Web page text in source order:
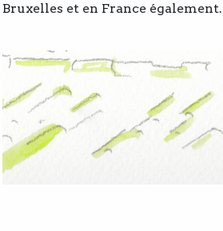
Bruxelles et en France également.